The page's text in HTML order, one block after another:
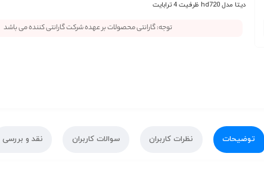
دیتا مدل hd720 ظرفیت 4 ترابایت
توجه: گارانتی محصولات بر عهده شرکت گارانتی کننده می باشد
توضیحات نظرات کاربران سوالات کاربران نقد و بررسی